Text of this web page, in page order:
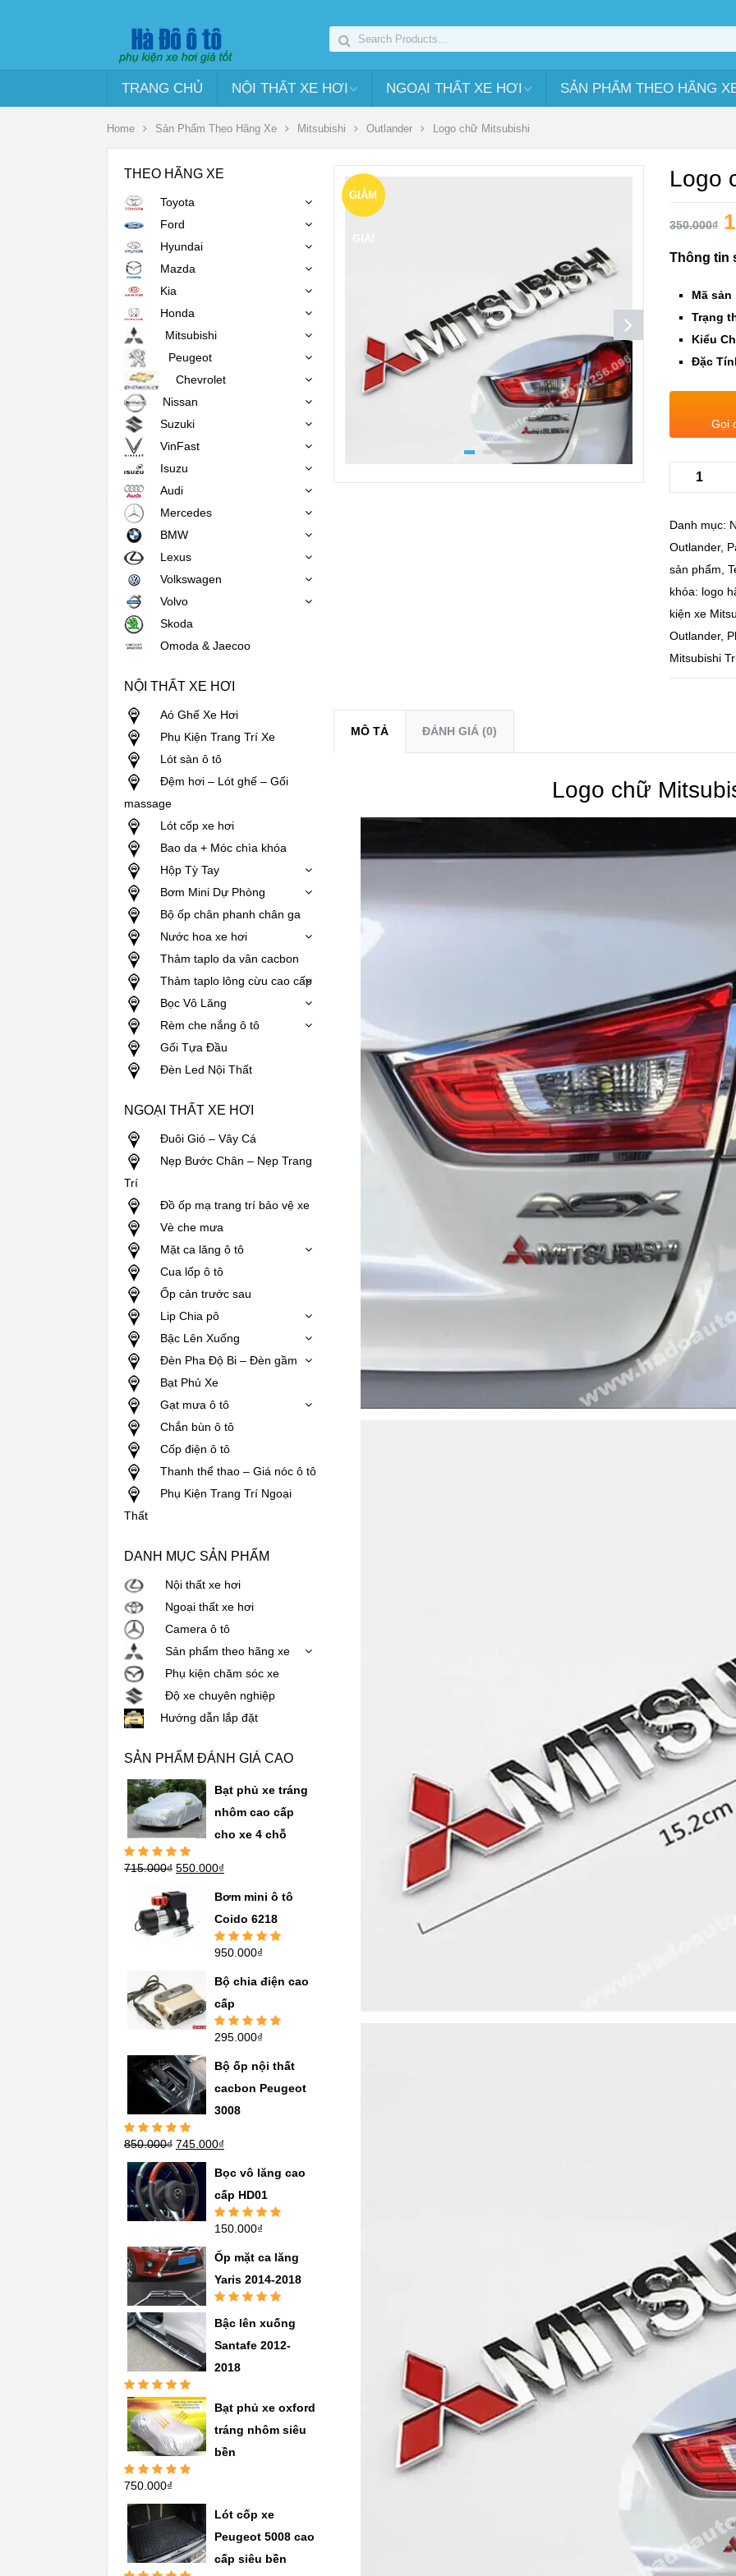
TRANG CHỦ NỘI THẤT XE HƠI NGOẠI THẤT XE HƠI SẢN PHẨM THEO HÃNG
Home Sản Phẩm Theo Hãng Xe Mitsubishi Outlander Logo chữ Mitsubishi
GIẢM
Logo
350.000₫
Thông tin
Mã sản
Trạng
Kiểu
Đặc
Gọi
Danh mục:
Outlander,
sản phẩm ,
khóa: logo
kiện xe
Outlander,
Mitsubishi
MÔ TẢ ĐÁNH GIÁ (0)
Logo chữ
THEO HÃNG XE
Toyota
Ford
Hyundai
Mazda
Kia
Honda
Mitsubishi
Peugeot
Chevrolet
Nissan
Suzuki
VinFast
Isuzu
Audi
Mercedes
BMW
Lexus
Volkswagen
Volvo
Skoda
Omoda & Jaecoo
NỘI THẤT XE HƠI
Aó Ghế Xe Hơi
Phụ Kiện Trang Trí Xe
Lót sàn ô tô
Đệm hơi – Lót ghế – Gối
massage
Lót cốp xe hơi
Bao da + Móc chìa khóa
Hộp Tỳ Tay
Bơm Mini Dự Phòng
Bộ ốp chân phanh chân ga
Nước hoa xe hơi
Thảm taplo da vân cacbon
Thảm taplo lông cừu cao cấp
Bọc Vô Lăng
Rèm che nắng ô tô
Gối Tựa Đầu
Đèn Led Nội Thất
NGOẠI THẤT XE HƠI
Đuôi Gió – Vây Cá
Nẹp Bước Chân – Nẹp Trang
Trí
Đồ ốp mạ trang trí bảo vệ xe
Vè che mưa
Mặt ca lăng ô tô
Cua lốp ô tô
Ốp cản trước sau
Lip Chia pô
Bậc Lên Xuống
Đèn Pha Độ Bi – Đèn gầm
Bạt Phủ Xe
Gạt mưa ô tô
Chắn bùn ô tô
Cốp điện ô tô
Thanh thể thao – Giá nóc ô tô
Phụ Kiện Trang Trí Ngoại
Thất
DANH MỤC SẢN PHẨM
Nội thất xe hơi
Ngoại thất xe hơi
Camera ô tô
Sản phẩm theo hãng xe
Phụ kiện chăm sóc xe
Độ xe chuyên nghiệp
Hướng dẫn lắp đặt
SẢN PHẨM ĐÁNH GIÁ CAO
Bạt phủ xe tráng
nhôm cao cấp
cho xe 4 chỗ
Được xếp
715.000₫ 550.000₫
Bơm mini ô tô
Coido 6218
Được xếp
sao
950.000₫
Bộ chia điện cao
cấp
Được xếp
sao
295.000₫
Bộ ốp nội thất
cacbon Peugeot
3008
Được xếp
sao
850.000₫ 745.000₫
Bọc vô lăng cao
cấp HD01
Được xếp
sao
150.000₫
Ốp mặt ca lăng
Yaris 2014-2018
hạng5.005
Bậc lên xuống
Santafe 2012-
2018
Được xếp
hạng5.005
sao
Bạt phủ xe oxford
tráng nhôm siêu
bền
Được xếp
sao
750.000₫
Lót cốp xe
Peugeot 5008 cao
cấp siêu bền